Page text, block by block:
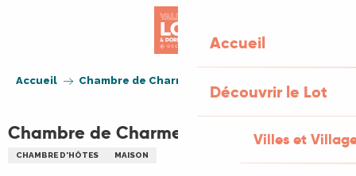
Accueil
Découvrir le Lot
Villes et
Accueil Chambre de Charme
Chambre de Charme
CHAMBRE D'HÔTES MAISON